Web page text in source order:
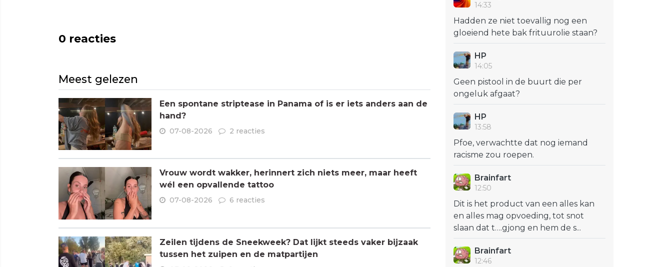
0 reacties
Meest gelezen
Een spontane striptease in Panama of is er iets anders aan de
hand?
07-08-2026 2 reacties
Vrouw wordt wakker, herinnert zich niets meer, maar heeft
wél een opvallende tattoo
07-08-2026 6 reacties
Zeilen tijdens de Sneekweek? Dat lijkt steeds vaker bijzaak
tussen het zuipen en de matpartijen
14:33
Hadden ze niet toevallig nog een
gloeiend hete bak frituurolie staan?
HP
14:05
Geen pistool in de buurt die per
ongeluk afgaat?
HP
13:58
Pfoe, verwachtte dat nog iemand
racisme zou roepen.
Brainfart
12:50
Dit is het product van een alles kan
en alles mag opvoeding, tot snot
slaan dat t….gjong en hem de s...
Brainfart
12:46